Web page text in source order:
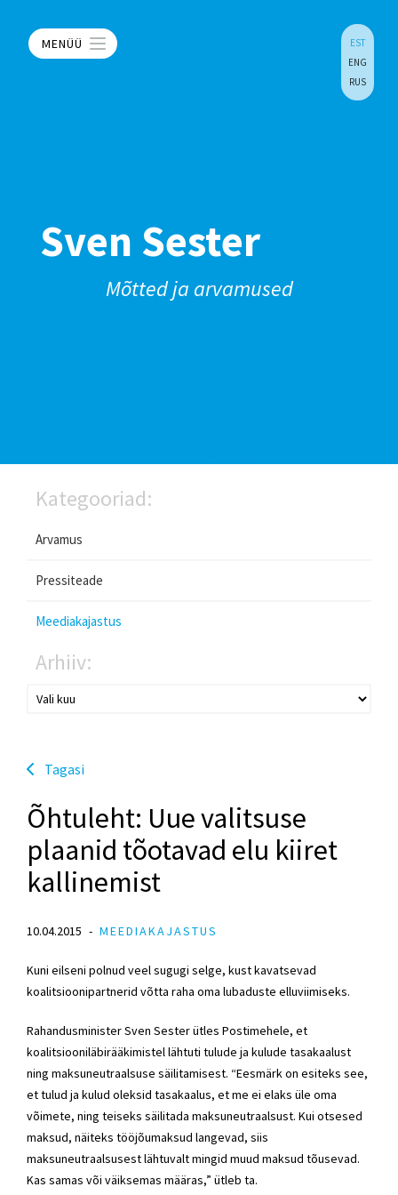
MENÜÜ
EST
ENG
RUS
Sven Sester
Mõtted ja arvamused
Kategooriad:
Arvamus
Pressiteade
Meediakajastus
Arhiiv:
Tagasi
Õhtuleht: Uue valitsuse
plaanid tõotavad elu kiiret
kallinemist
10.04.2015 MEEDIAKAJASTUS
Kuni eilseni polnud veel sugugi selge, kust kavatsevad
koalitsioonipartnerid võtta raha oma lubaduste elluviimiseks.
Rahandusminister Sven Sester ütles Postimehele, et
koalitsiooniläbirääkimistel lähtuti tulude ja kulude tasakaalust
ning maksuneutraalsuse säilitamisest. “Eesmärk on esiteks see,
et tulud ja kulud oleksid tasakaalus, et me ei elaks üle oma
võimete, ning teiseks säilitada maksuneutraalsust. Kui otsesed
maksud, näiteks tööjõumaksud langevad, siis
maksuneutraalsusest lähtuvalt mingid muud maksud tõusevad.
Kas samas või väiksemas määras,” ütleb ta.